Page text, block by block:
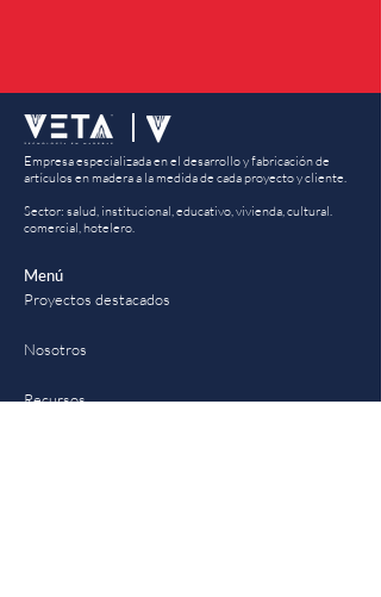
Empresa especializada en el desarrollo y fabricación de
artículos en madera a la medida de cada proyecto y cliente.
Sector: salud, institucional, educativo, vivienda, cultural.
comercial, hotelero.
Menú
Proyectos destacados
Nosotros
Recursos